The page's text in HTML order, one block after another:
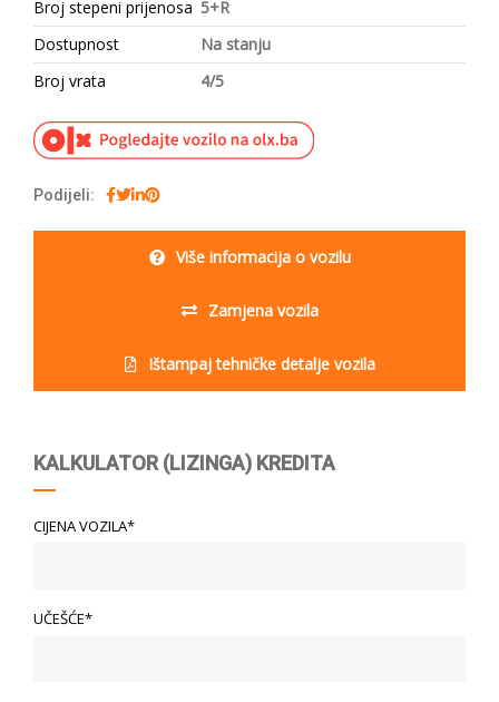
Broj stepeni prijenosa 5+R
Dostupnost
Na stanju
Broj vrata
4/5
Podijeli:
Više informacija o vozilu
Zamjena vozila
Ištampaj tehničke detalje vozila
KALKULATOR (LIZINGA) KREDITA
CIJENA VOZILA*
UČEŠĆE*